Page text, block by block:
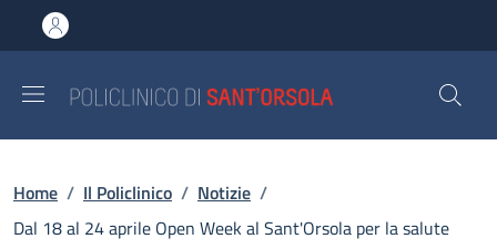
al contenuto principale
to footer content
Briciole di pane
Home / Il Policlinico / Notizie /
Dal 18 al 24 aprile Open Week al Sant'Orsola per la salute